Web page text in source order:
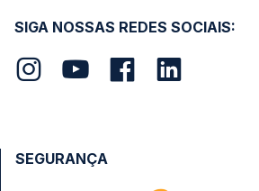
SIGA NOSSAS REDES SOCIAIS:
SEGURANÇA